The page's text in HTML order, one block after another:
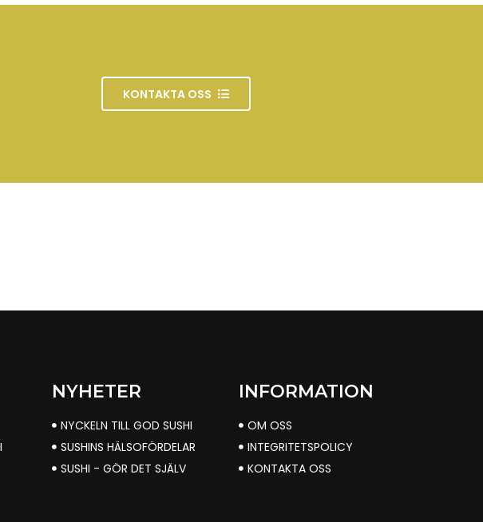
KONTAKTA OSS
NYHETER
NYCKELN TILL GOD SUSHI
SUSHINS HÄLSOFÖRDELAR
SUSHI - GÖR DET SJÄLV
INFORMATION
OM OSS
INTEGRITETSPOLICY
KONTAKTA OSS